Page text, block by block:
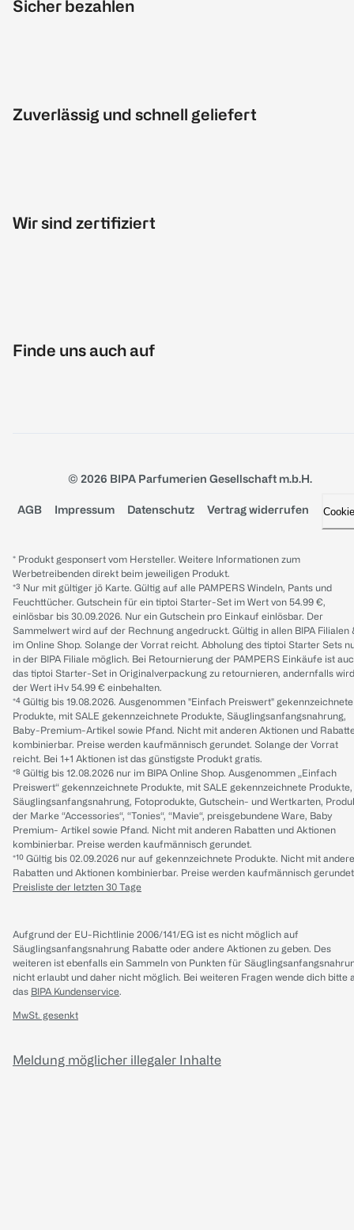
Sicher bezahlen
Zuverlässig und schnell geliefert
Wir sind zertifiziert
Finde uns auch auf
© 2026 BIPA Parfumerien Gesellschaft m.b.H.
AGB Impressum Datenschutz Vertrag widerrufen
* Produkt gesponsert vom Hersteller. Weitere Informationen zum
Werbetreibenden direkt beim jeweiligen Produkt.
*³ Nur mit gültiger jö Karte. Gültig auf alle PAMPERS Windeln, Pants und
Feuchttücher. Gutschein für ein tiptoi Starter-Set im Wert von 54.99 €,
einlösbar bis 30.09.2026. Nur ein Gutschein pro Einkauf einlösbar. Der
Sammelwert wird auf der Rechnung angedruckt. Gültig in allen BIPA Filialen
im Online Shop. Solange der Vorrat reicht. Abholung des tiptoi Starter Sets
in der BIPA Filiale möglich. Bei Retournierung der PAMPERS Einkäufe ist
das tiptoi Starter-Set in Originalverpackung zu retournieren, andernfalls wird
der Wert iHv 54.99 € einbehalten.
*⁴ Gültig bis 19.08.2026. Ausgenommen "Einfach Preiswert" gekennzeichnete
Produkte, mit SALE gekennzeichnete Produkte, Säuglingsanfangsnahrung,
Baby-Premium-Artikel sowie Pfand. Nicht mit anderen Aktionen und
kombinierbar. Preise werden kaufmännisch gerundet. Solange der Vorrat
reicht. Bei 1+1 Aktionen ist das günstigste Produkt gratis.
*⁸ Gültig bis 12.08.2026 nur im BIPA Online Shop. Ausgenommen „Einfach
Preiswert“ gekennzeichnete Produkte, mit SALE gekennzeichnete Produkte,
Säuglingsanfangsnahrung, Fotoprodukte, Gutschein- und Wertkarten,
der Marke “Accessories“, “Tonies“, “Mavie“, preisgebundene Ware, Baby
Premium- Artikel sowie Pfand. Nicht mit anderen Rabatten und Aktionen
kombinierbar. Preise werden kaufmännisch gerundet.
*¹⁰ Gültig bis 02.09.2026 nur auf gekennzeichnete Produkte. Nicht mit
Rabatten und Aktionen kombinierbar. Preise werden kaufmännisch
Preisliste der letzten 30 Tage
Aufgrund der EU-Richtlinie 2006/141/EG ist es nicht möglich auf
Säuglingsanfangsnahrung Rabatte oder andere Aktionen zu geben. Des
weiteren ist ebenfalls ein Sammeln von Punkten für
nicht erlaubt und daher nicht möglich. Bei weiteren Fragen wende dich bitte
das BIPA Kundenservice.
MwSt. gesenkt
Meldung möglicher illegaler Inhalte